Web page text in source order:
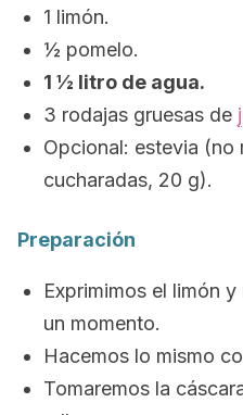
1 limón.
½ pomelo.
1 ½ litro de agua.
3 rodajas gruesas de
Opcional: estevia (no
cucharadas, 20 g).
Preparación
Exprimimos el limón
un momento.
Hacemos lo mismo
Tomaremos la